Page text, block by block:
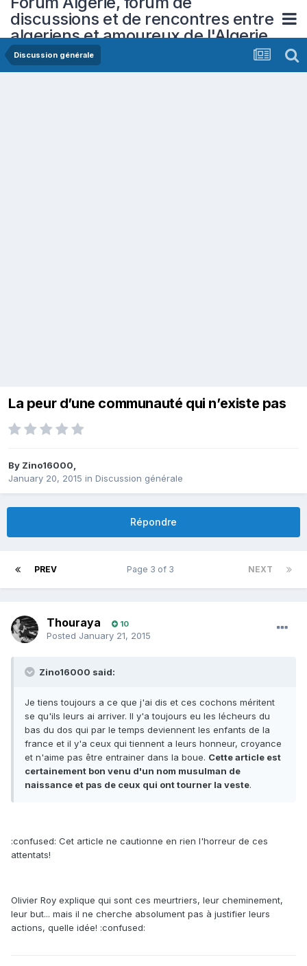
discussions et de rencontres entre
algeriens et amoureux de l'Algerie
Discussion générale
La peur d’une communauté qui n’existe pas
By Zino16000,
January 20, 2015 in Discussion générale
Répondre
PREV NEXT
Page 3 of 3
Thouraya 10
Posted January 21, 2015
Zino16000 said:
Je tiens toujours a ce que j'ai dis et ces cochons méritent
se qu'ils leurs ai arriver. Il y'a toujours eu les lécheurs du
bas du dos qui par le temps deviennent les enfants de la
france et il y'a ceux qui tiennent a leurs honneur, croyance
et n'aime pas être entrainer dans la boue. Cette article est
certainement bon venu d'un nom musulman de
naissance et pas de ceux qui ont tourner la veste.
:confused: Cet article ne cautionne en rien l'horreur de ces
attentats!
Olivier Roy explique qui sont ces meurtriers, leur cheminement,
leur but... mais il ne cherche absolument pas à justifier leurs
actions, quelle idée! :confused: